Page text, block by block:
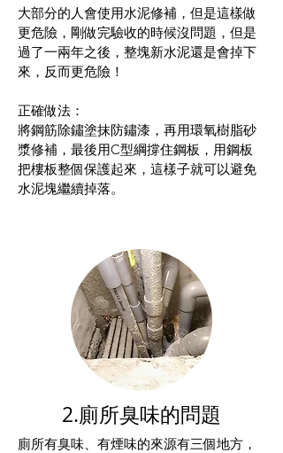
大部分的人會使用水泥修補，但是這樣做
更危險，剛做完驗收的時候沒問題，但是
過了一兩年之後，整塊新水泥還是會掉下
來，反而更危險！
​正確做法：
將鋼筋除鏽塗抹防鏽漆，再用環氧樹脂砂
漿修補，最後用C型綱撐住鋼板，用鋼板
把樓板整個保護起來，這樣子就可以避免
水泥塊繼續掉落。
2.廁所臭味的問題
廁所有臭味、有煙味的來源有三個地方，